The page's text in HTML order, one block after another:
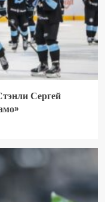
Сергей